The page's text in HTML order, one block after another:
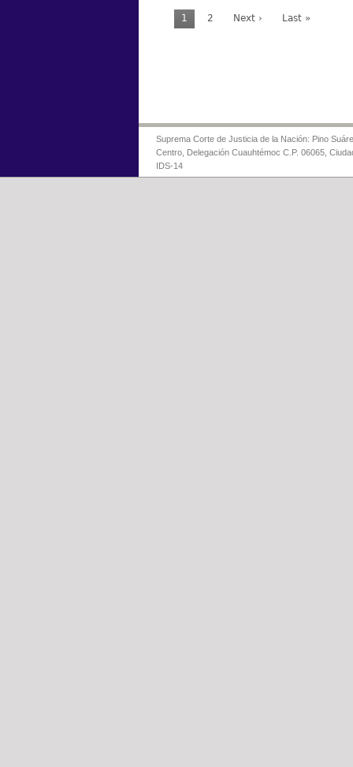
1 2 Next › Last »
Suprema Corte de Justicia de la Nación: Pino
Centro, Delegación Cuauhtémoc C.P. 06065,
IDS-14